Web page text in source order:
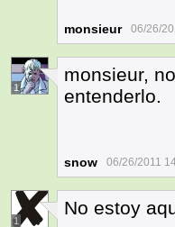
monsieur 06/26/
1
monsieur,
entenderlo.
snow 06/26/2011
1
No estoy